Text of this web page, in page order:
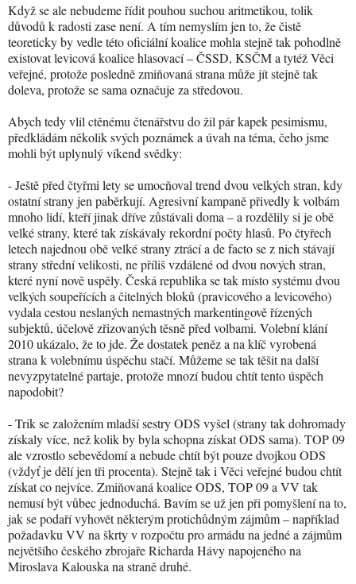
Když se ale nebudeme řídit pouhou suchou aritmetikou, tolik
důvodů k radosti zase není. A tím nemyslím jen to, že čistě
teoreticky by vedle této oficiální koalice mohla stejně tak pohodlně
existovat levicová koalice hlasovací – ČSSD, KSČM a tytéž Věci
veřejné, protože posledně zmiňovaná strana může jít stejně tak
doleva, protože se sama označuje za středovou.
Abych tedy vlil ctěnému čtenářstvu do žil pár kapek pesimismu,
předkládám několik svých poznámek a úvah na téma, čeho jsme
mohli být uplynulý víkend svědky:
- Ještě před čtyřmi lety se umocňoval trend dvou velkých stran, kdy
ostatní strany jen paběrkují. Agresivní kampaně přivedly k volbám
mnoho lidí, kteří jinak dříve zůstávali doma – a rozdělily si je obě
velké strany, které tak získávaly rekordní počty hlasů. Po čtyřech
letech najednou obě velké strany ztrácí a de facto se z nich stávají
strany střední velikosti, ne příliš vzdálené od dvou nových stran,
které nyní nově uspěly. Česká republika se tak místo systému dvou
velkých soupeřících a čitelných bloků (pravicového a levicového)
vydala cestou neslaných nemastných markentingově řízených
subjektů, účelově zřizovaných těsně před volbami. Volební klání
2010 ukázalo, že to jde. Že dostatek peněz a na klíč vyrobená
strana k volebnímu úspěchu stačí. Můžeme se tak těšit na další
nevyzpytatelné partaje, protože mnozí budou chtít tento úspěch
napodobit?
- Trik se založením mladší sestry ODS vyšel (strany tak dohromady
získaly více, než kolik by byla schopna získat ODS sama). TOP 09
ale vzrostlo sebevědomí a nebude chtít být pouze dvojkou ODS
(vždyť je dělí jen tři procenta). Stejně tak i Věci veřejné budou chtít
získat co nejvíce. Zmiňovaná koalice ODS, TOP 09 a VV tak
nemusí být vůbec jednoduchá. Bavím se už jen při pomyšlení na to,
jak se podaří vyhovět některým protichůdným zájmům – například
požadavku VV na škrty v rozpočtu pro armádu na jedné a zájmům
největšího českého zbrojaře Richarda Hávy napojeného na
Miroslava Kalouska na straně druhé.